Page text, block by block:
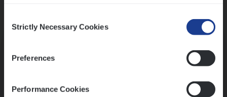
Selection
Strictly Necessary Cookies
Preferences
Performance Cookies